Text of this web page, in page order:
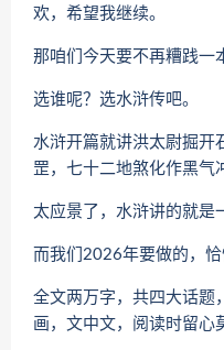
欢，希望我继续。
那咱们今天要不再糟践一
选谁呢？选水浒传吧。
水浒开篇就讲洪太尉掘开
罡，七十二地煞化作黑气
太应景了，水浒讲的就是
而我们2026年要做的，
全文两万字，共四大话题
画，文中文，阅读时留心